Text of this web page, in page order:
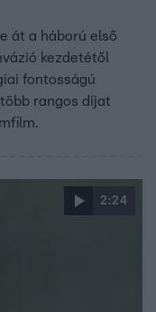
át a háború első
kezdetétől
fontosságú
rangos díjat
2:24